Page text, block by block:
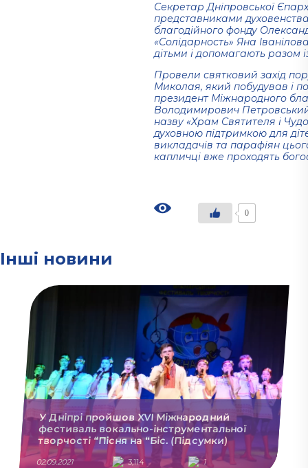
Секретар Дніпровської
представниками
благодійного фонду
«Солідарность» Яна
дітьми і допомагають разом
Провели святковий захід
Миколая, який побудував і
президент Міжнародного
Володимирович
назву «Храм Святителя і
духовною підтримкою для
викладачів та парафіян
капличці вже проходять
0
Інші новини
У Дніпрі пройшов XVІ Міжнародний
фестиваль вокально-інструментальної
творчості “Пісня на “Біс. (Підсумки)
02.09.2021 3,114 1